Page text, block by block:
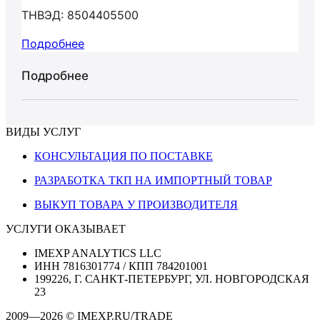
ТНВЭД: 8504405500
Подробнее
Подробнее
ВИДЫ УСЛУГ
КОНСУЛЬТАЦИЯ ПО ПОСТАВКЕ
РАЗРАБОТКА ТКП НА ИМПОРТНЫЙ ТОВАР
ВЫКУП ТОВАРА У ПРОИЗВОДИТЕЛЯ
УСЛУГИ ОКАЗЫВАЕТ
IMEXP ANALYTICS LLC
ИНН 7816301774 / КПП 784201001
199226, Г. САНКТ-ПЕТЕРБУРГ, УЛ. НОВГОРОДСКАЯ
23
2009—2026 © IMEXP.RU/TRADE